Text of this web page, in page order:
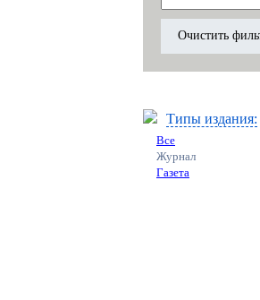
Типы издания:
Все
Журнал
Газета